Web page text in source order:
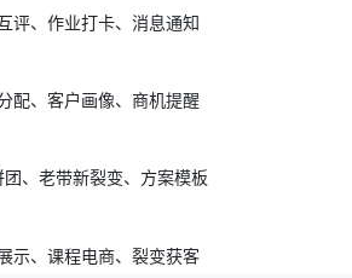
评、作业打卡、消息通知
配、客户画像、商机提醒
、老带新裂变、方案模板
示、课程电商、裂变获客